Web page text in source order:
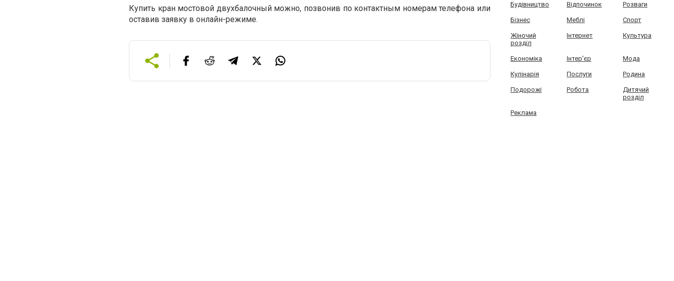
Купить кран мостовой двухбалочный можно, позвонив по контактным номерам телефона или
оставив заявку в онлайн-режиме.
Будівництво Відпочинок Розваги
Бізнес Меблі Спорт
Жіночий
розділ
Інтернет Культура
Економіка Інтер'єр Мода
Кулінарія Послуги Родина
Подорожі Робота
Дитячий
розділ
Реклама